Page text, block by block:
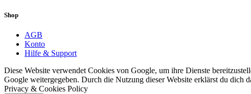
Shop
AGB
Konto
Hilfe & Support
Diese Website verwendet Cookies von Google, um ihre Dienste
Google weitergegeben. Durch die Nutzung dieser Website erklärst du dich
Privacy & Cookies Policy